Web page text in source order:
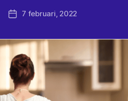
Inläggsdatum
7 februari, 2022